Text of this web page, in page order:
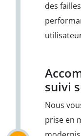
des
suivi
Nous
prise en